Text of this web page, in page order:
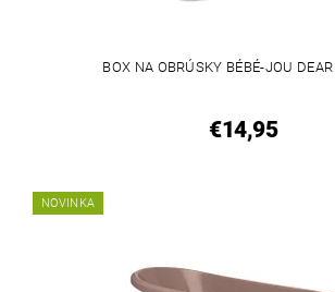
BOX NA OBRÚSKY BÉBÉ-JOU
€14,95
NOVINKA